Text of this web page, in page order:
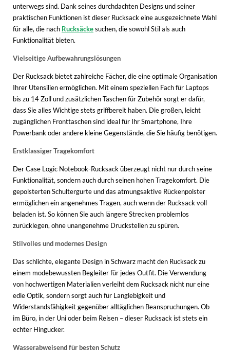
unterwegs sind. Dank seines durchdachten Designs und seiner
praktischen Funktionen ist dieser Rucksack eine ausgezeichnete Wahl
für alle, die nach Rucksäckesuchen, die sowohl Stil als auch
Funktionalität bieten.
Vielseitige Aufbewahrungslösungen
Der Rucksack bietet zahlreiche Fächer, die eine optimale Organisation
Ihrer Utensilien ermöglichen. Mit einem speziellen Fach für Laptops
bis zu 14 Zoll und zusätzlichen Taschen für Zubehör sorgt er dafür,
dass Sie alles Wichtige stets griffbereit haben. Die großen, leicht
zugänglichen Fronttaschen sind ideal für Ihr Smartphone, Ihre
Powerbank oder andere kleine Gegenstände, die Sie häufig benötigen.
Erstklassiger Tragekomfort
Der Case Logic Notebook-Rucksack überzeugt nicht nur durch seine
Funktionalität, sondern auch durch seinen hohen Tragekomfort. Die
gepolsterten Schultergurte und das atmungsaktive Rückenpolster
ermöglichen ein angenehmes Tragen, auch wenn der Rucksack voll
beladen ist. So können Sie auch längere Strecken problemlos
zurücklegen, ohne unangenehme Druckstellen zu spüren.
Stilvolles und modernes Design
Das schlichte, elegante Design in Schwarz macht den Rucksack zu
einem modebewussten Begleiter für jedes Outfit. Die Verwendung
von hochwertigen Materialien verleiht dem Rucksack nicht nur eine
edle Optik, sondern sorgt auch für Langlebigkeit und
Widerstandsfähigkeit gegenüber alltäglichen Beanspruchungen. Ob
im Büro, in der Uni oder beim Reisen – dieser Rucksack ist stets ein
echter Hingucker.
Wasserabweisend für besten Schutz